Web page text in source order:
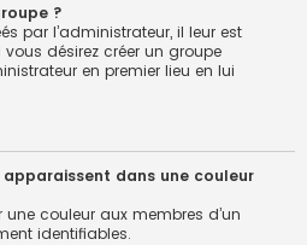
?
par l’administrateur, il leur est
désirez créer un groupe
en premier lieu en lui
dans une couleur
couleur aux membres d’un
identifiables.